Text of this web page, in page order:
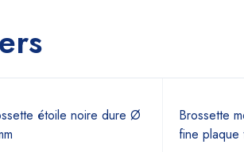
étoile noire dure Ø
Brossette
fine plaque